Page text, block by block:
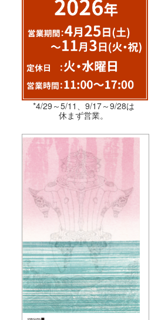
*4/29～5/11、9/17～9/28は
休まず営業。